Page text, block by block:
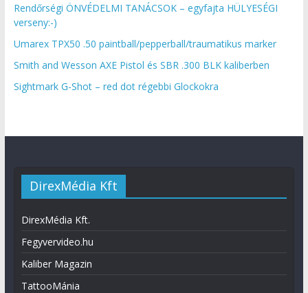
Rendőrségi ÖNVÉDELMI TANÁCSOK – egyfajta HÜLYESÉGI
verseny:-)
Umarex TPX50 .50 paintball/pepperball/traumatikus marker
Smith and Wesson AXE Pistol és SBR .300 BLK kaliberben
Sightmark G-Shot – red dot régebbi Glockokra
DirexMédia Kft
DirexMédia Kft.
Fegyvervideo.hu
Kaliber Magazin
TattooMánia